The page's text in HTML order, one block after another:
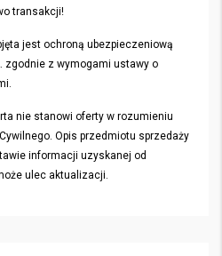
transakcji!
jest ochroną ubezpieczeniową
zgodnie z wymogami ustawy o
nie stanowi oferty w rozumieniu
Opis przedmiotu sprzedaży
informacji uzyskanej od
ulec aktualizacji.